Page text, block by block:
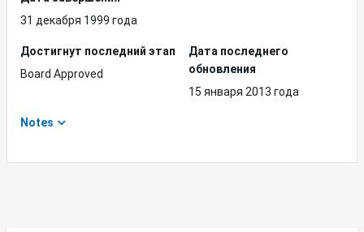
31 декабря 1999 года
Достигнут последний этап
Board Approved
Дата последнего
обновления
15 января 2013 года
Notes